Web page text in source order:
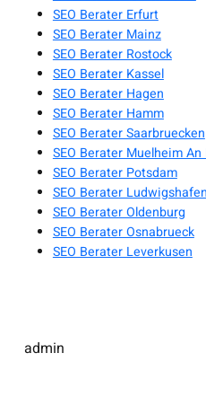
SEO Berater Erfurt
SEO Berater Mainz
SEO Berater Rostock
SEO Berater Kassel
SEO Berater Hagen
SEO Berater Hamm
SEO Berater Saarbruecken
SEO Berater Muelheim An
SEO Berater Potsdam
SEO Berater
SEO Berater Oldenburg
SEO Berater Osnabrueck
SEO Berater Leverkusen
admin